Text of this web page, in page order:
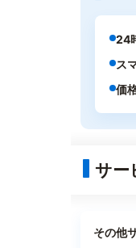
24
ス
価
サー
その他